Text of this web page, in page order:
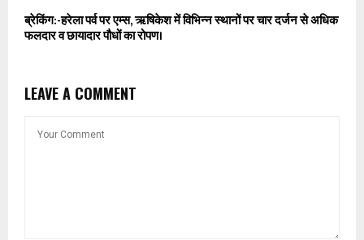
ब्रेकिंग:-हरेला पर्व पर एम्स, ऋषिकेश में विभिन्न स्थानों पर चार दर्जन से अधिक
फलदार व छायादार पौधों का रोपण।
LEAVE A COMMENT